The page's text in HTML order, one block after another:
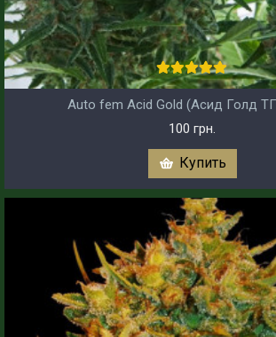
Auto fem Acid Gold (Асид Голд
100 грн.
Купить